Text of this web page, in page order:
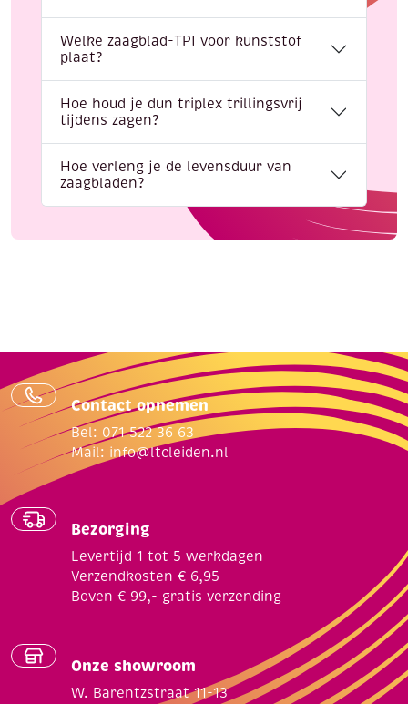
Welke zaagblad-TPI voor kunststof
plaat?
Hoe houd je dun triplex trillingsvrij
tijdens zagen?
Hoe verleng je de levensduur van
zaagbladen?
Contact opnemen
Bel: 071 522 36 63
Mail: info@ltcleiden.nl
Bezorging
Levertijd 1 tot 5 werkdagen
Verzendkosten € 6,95
Boven € 99,- gratis verzending
Onze showroom
W. Barentzstraat 11-13